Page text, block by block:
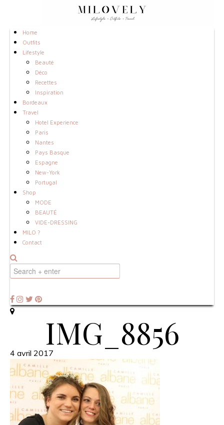
Home
Outfits
Lifestyle
Beauté
Déco
Recettes
Inspiration
Bordeaux
Travel
Hotel Experience
Paris
Nantes
Pays Basque
Espagne
New-York
Portugal
Shop
MODE
BEAUTÉ
VIDE-DRESSING
MILO ?
Contact
IMG_8856
4 avril 2017